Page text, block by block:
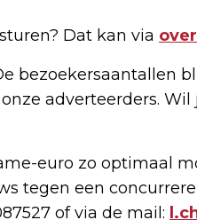
Dat kan via
bezoekersaantallen
adverteerders.
euro zo optimaal
tegen een
of via de mail: